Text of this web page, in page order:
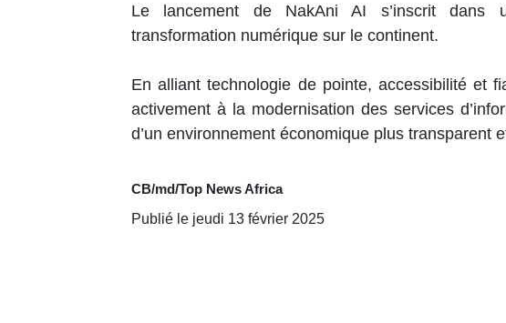
Le lancement de NakAni AI s’inscrit dans
transformation numérique sur le continent.
En alliant technologie de pointe, accessibilité et
activement à la modernisation des services
d’un environnement économique plus transparent
CB/md/Top News Africa
Publié le jeudi 13 février 2025